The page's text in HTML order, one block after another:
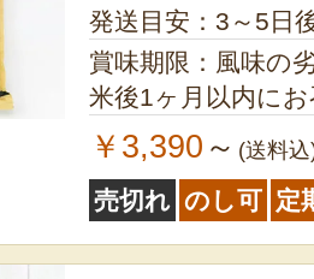
発送目安：3～5日
賞味期限：風味の
米後1ヶ月以内に
￥3,390 ～ (送料
売切れ のし可 定